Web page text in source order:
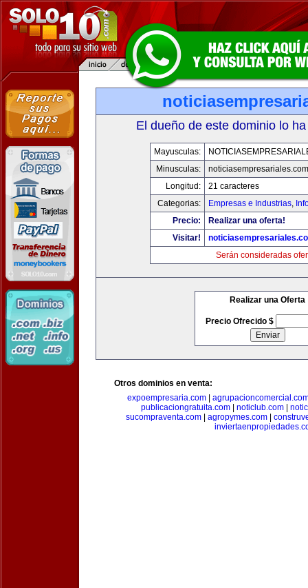
El dueño de este dominio lo
Mayusculas:
Minusculas:
noticiasempresariales.com
Longitud:
21 caracteres
Categorias:
Empresas e Industrias,
Precio:
Realizar una oferta!
Visitar!
Serán consideradas
Realizar una Oferta
Precio Ofrecido $
Otros dominios en venta:
expoempresaria.com|
publicaciongratuita.com| noticlub.com|
sucompraventa.com
agropymes.com